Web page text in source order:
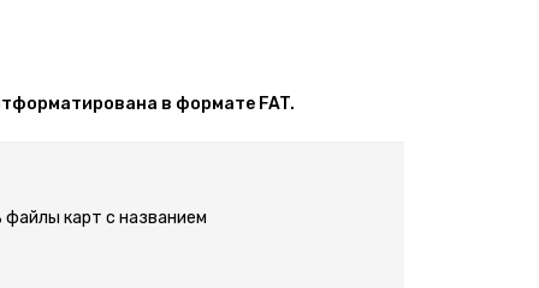
в формате FAT.
файлы карт с названием